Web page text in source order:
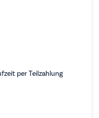
per Teilzahlung